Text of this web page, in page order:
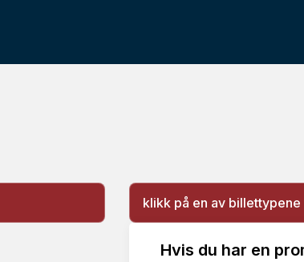
klikk på en av
Hvis du har en